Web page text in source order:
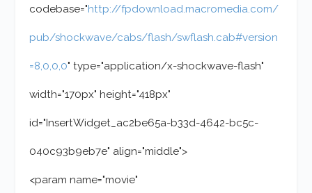
codebase="http://fpdownload.macromedia.com/
pub/shockwave/cabs/flash/swflash.cab#version
=8,0,0,0" type="application/x-shockwave-flash"
width="170px" height="418px"
id="InsertWidget_ac2be65a-b33d-4642-bc5c-
040c93b9eb7e" align="middle">
<param name="movie"